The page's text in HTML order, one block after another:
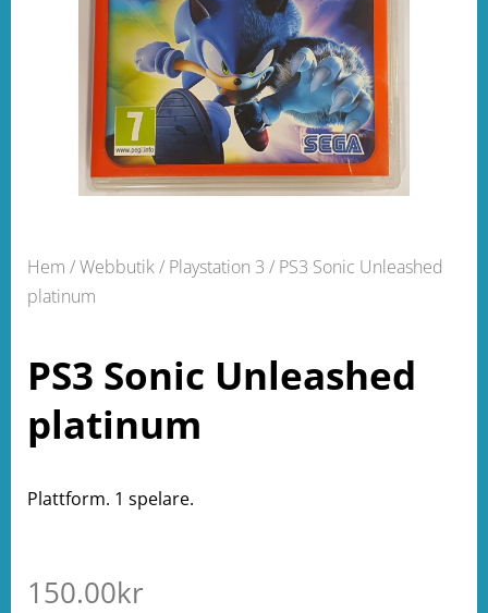
Hem /Webbutik/ Playstation 3 / PS3 Sonic Unleashed
platinum
PS3 Sonic Unleashed
platinum
Plattform. 1 spelare.
150.00kr